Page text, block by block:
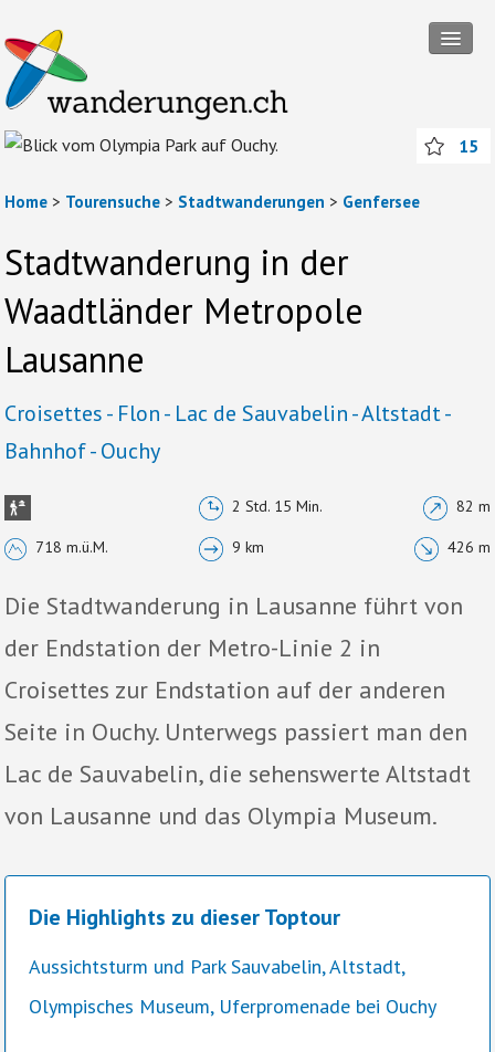
Tourensuche
Touren
Wanderregionen
15
Home > Tourensuche > Stadtwanderungen > Genfersee
Stadtwanderung in der
Waadtländer Metropole
Lausanne
Croisettes - Flon - Lac de Sauvabelin - Altstadt -
Bahnhof - Ouchy
2 Std. 15 Min. 82 m
718 m.ü.M. 9 km 426 m
Die Stadtwanderung in Lausanne führt von
der Endstation der Metro-Linie 2 in
Croisettes zur Endstation auf der anderen
Seite in Ouchy. Unterwegs passiert man den
Lac de Sauvabelin, die sehenswerte Altstadt
von Lausanne und das Olympia Museum.
Die Highlights zu dieser Toptour
Aussichtsturm und Park Sauvabelin, Altstadt,
Olympisches Museum, Uferpromenade bei Ouchy